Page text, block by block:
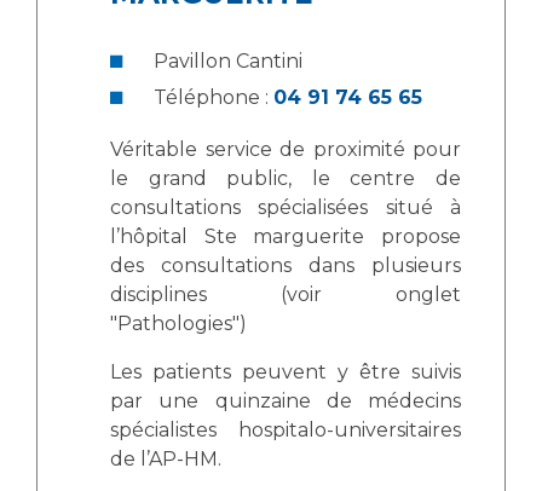
Cancer
Médecine nucléaire
Maladies rares
Maternité Hôpital Nord
Vos représentants
La Commission Des Usagers (CDU)
Adresser un examen au Laboratoire d'Infectiologie
Centres de référence Maladies Rares
Plateforme d'Expertise Maladies Rares
Presse / Multimédia
Communiqués de presse
Dossiers de presse
Médiathèque
Fournisseurs
Pavillon Cantini
Téléphone : 04 91 74 65 65
Véritable service de proximité pour
le grand public, le centre de
consultations spécialisées situé à
l’hôpital Ste marguerite propose
des consultations dans plusieurs
disciplines (voir onglet
"Pathologies")
Les patients peuvent y être suivis
par une quinzaine de médecins
spécialistes hospitalo-universitaires
de l’AP-HM.